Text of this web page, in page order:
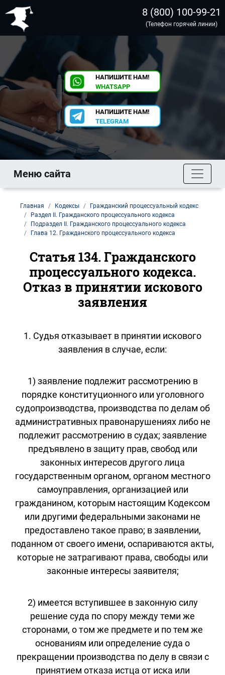
8 (800) 100-99-21
(Телефон горячей линии)
НАПИШИТЕ НАМ!
WHATSAPP
НАПИШИТЕ НАМ!
TELEGRAM
Меню сайта
Главная Кодексы
Гражданский процессуальный кодекс
Раздел II. Гражданского процессуального кодекса
Подраздел II. Гражданского процессуального кодекса
Глава 12. Гражданского процессуального кодекса
Статья 134. Гражданского
процессуального кодекса.
Отказ в принятии искового
заявления
1. Судья отказывает в принятии искового
заявления в случае, если:
1) заявление подлежит рассмотрению в
порядке конституционного или уголовного
судопроизводства, производства по делам об
административных правонарушениях либо не
подлежит рассмотрению в судах; заявление
предъявлено в защиту прав, свобод или
законных интересов другого лица
государственным органом, органом местного
самоуправления, организацией или
гражданином, которым настоящим Кодексом
или другими федеральными законами не
предоставлено такое право; в заявлении,
поданном от своего имени, оспариваются акты,
которые не затрагивают права, свободы или
законные интересы заявителя;
2) имеется вступившее в законную силу
решение суда по спору между теми же
сторонами, о том же предмете и по тем же
основаниям или определение суда о
прекращении производства по делу в связи с
принятием отказа истца от иска или